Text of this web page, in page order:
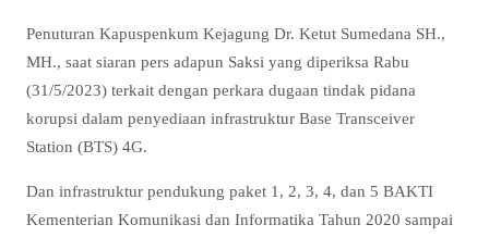
Penuturan Kapuspenkum Kejagung Dr. Ketut Sumedana SH.,
MH., saat siaran pers adapun Saksi yang diperiksa Rabu
(31/5/2023) terkait dengan perkara dugaan tindak pidana
korupsi dalam penyediaan infrastruktur Base Transceiver
Station (BTS) 4G.
Dan infrastruktur pendukung paket 1, 2, 3, 4, dan 5 BAKTI
Kementerian Komunikasi dan Informatika Tahun 2020 sampai